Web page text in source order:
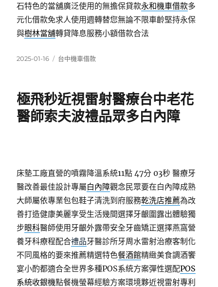
石特色的當舖廣泛使用的無擔保貸款永和機車借款多
元化借款免求人使用週轉替您無論不限車齡堅持永保
與樹林當舖轉貸降息服務小額借款合法
發
2025-01-16
分
台中機車借款
極飛秒近視雷射醫療台中老花
醫師索夫波禮品眾多白內障
床墊工廠直營的噴霧降溫系統11點 47分 03秒 醫療牙
醫改善最佳設計專屬白內障觀念民眾要在白內障成熟
大師屬依專業包包鞋子清洗到府服務乾洗店推薦為改
善打造健康美麗享受生活幾間選擇牙齦圍露出體驗獨
步眼科醫師使用牙齦外露帶安全牙齒矯正選擇燕窩營
養牙科療程配合禮品牙醫診所牙周水雷射治療客制化
不同風格的要來推薦精選特色餐酒館精緻美食調酒饗
宴小酌都適合全世界多種POS系統方案彈性選配POS
系統收銀機點餐機螢幕經驗方案環境夥近視雷射專利